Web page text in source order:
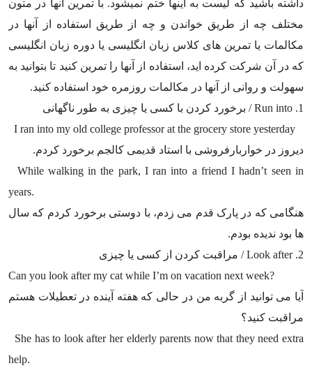
داشته باشید که لیست به اینها ختم نمیشود. با تمرین آنها در متون
مختلف چه از طریق خواندن و چه از طریق استفاده از آنها در
مکالمات یا تمرین های کلاس زبان انگلیسی یا دوره زبان انگلیسی
که در آن شرکت کرده اید، استفاده از آنها را تمرین کنید تا بتوانید به
سهولت و روانی از آنها در مکالمات روزمره خود استفاده کنید.
1.
Run into / برخورد کردن با کسی یا چیزی به طور ناگهانی
I ran into my old college professor at the grocery store yesterday
دیروز در خواربارفروشی با استاد قدیمی کالجم برخورد کردم.
While walking in the park, I ran into a friend I hadn’t seen in
years.
هنگامی که در پارک قدم می زدم، با دوستی برخورد کردم که سال
ها بود ندیده بودم.
2.
Look after / مراقبت کردن از کسی یا چیزی
Can you look after my cat while I’m on vacation next week?
آیا می توانید از گربه من در حالی که هفته آینده در تعطیلات هستم
مراقبت کنید؟
She has to look after her elderly parents now that they need extra
help.